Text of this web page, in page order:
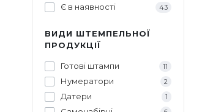
Є в наявності 43
ВИДИ ШТЕМПЕЛЬНОЇ
ПРОДУКЦІЇ
Готові штампи 11
Нумератори 2
Датери 1